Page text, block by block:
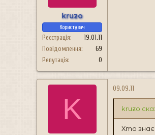
kruzo
Користувач
Реєстрація
19.01.11
Повідомлення
69
Репутація
0
K
09.09.11
kruzo
Хто